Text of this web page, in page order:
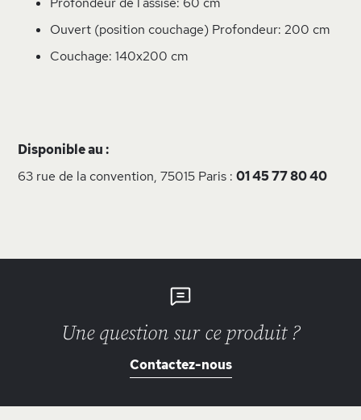
Ouvert (position couchage) Profondeur: 200 cm
Couchage: 140x200 cm
Disponible au :
63 rue de la convention, 75015 Paris : 01 45 77 80 40
Une question sur ce produit ?
Contactez-nous